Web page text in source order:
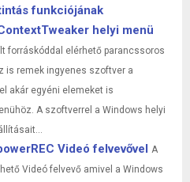
funkciójának
helyi menü
forráskóddal elérhető parancssoros
is remek ingyenes szoftver a
akár egyéni elemeket is
A szoftverrel a Windows helyi
Videó felvevővel A
Videó felvevő amivel a Windows